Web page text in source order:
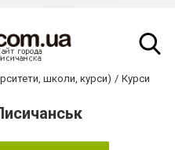
школи, курси)
Курси